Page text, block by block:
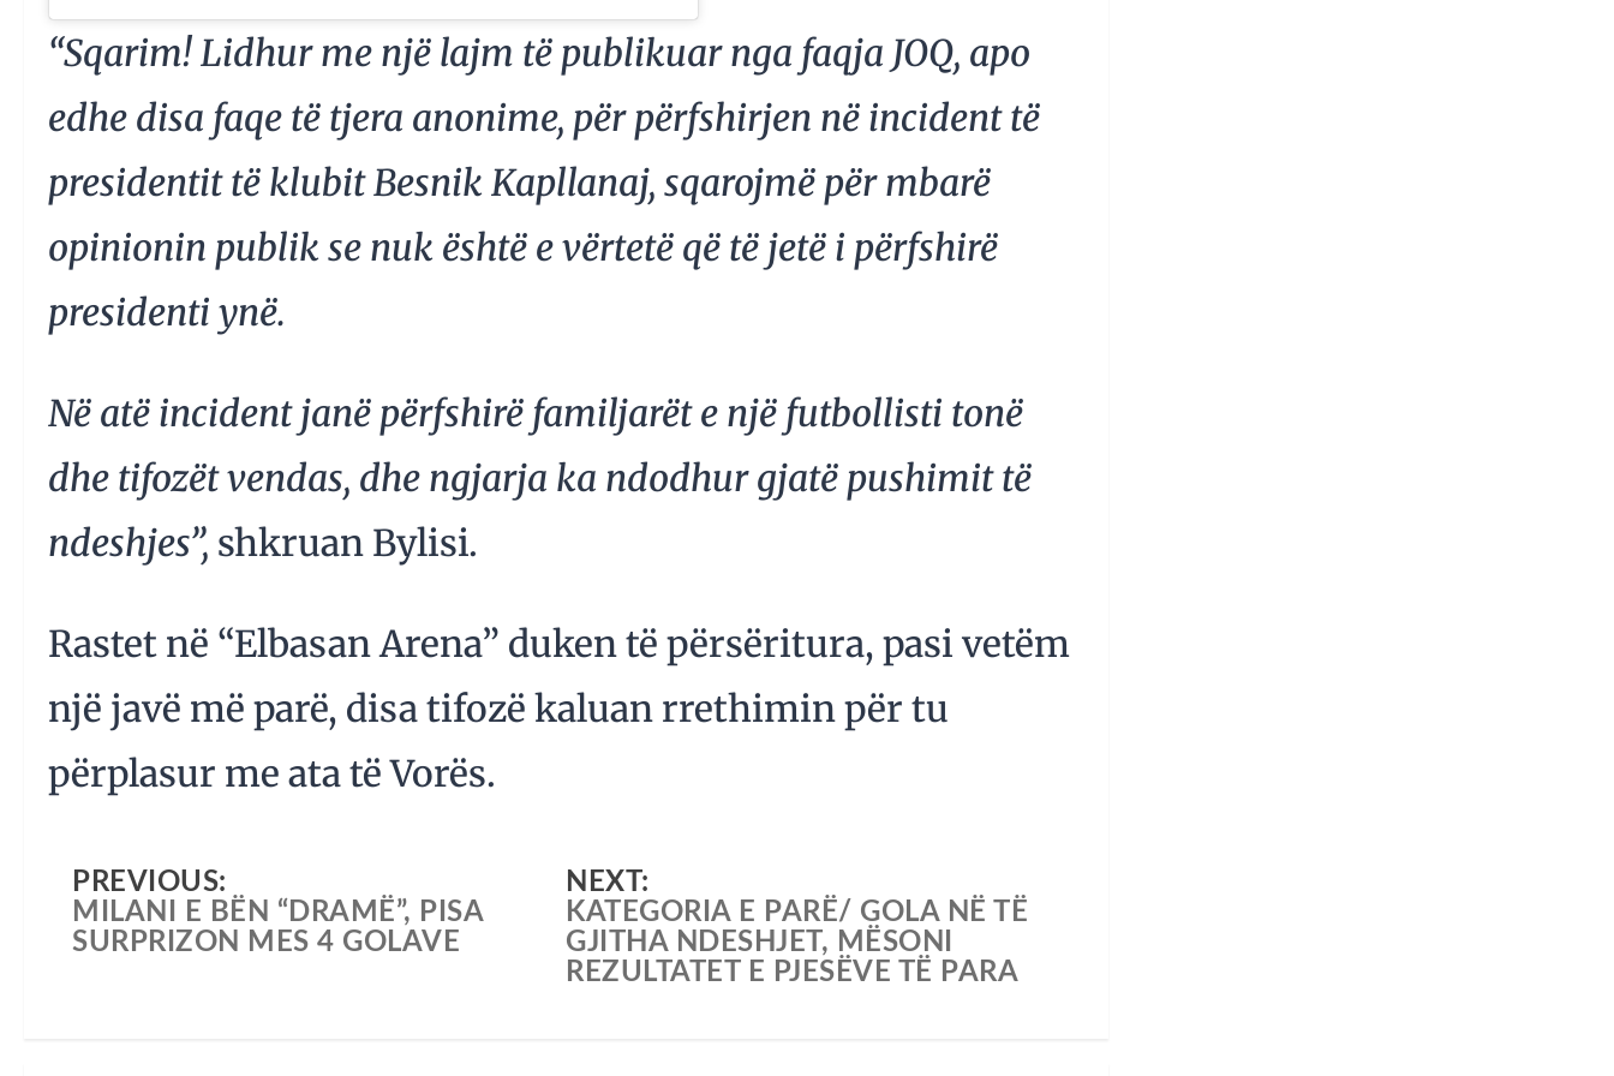
“Sqarim! Lidhur me një lajm të publikuar nga faqja JOQ, apo
edhe disa faqe të tjera anonime, për përfshirjen në incident të
presidentit të klubit Besnik Kapllanaj, sqarojmë për mbarë
opinionin publik se nuk është e vërtetë që të jetë i përfshirë
presidenti ynë.
Në atë incident janë përfshirë familjarët e një futbollisti tonë
dhe tifozët vendas, dhe ngjarja ka ndodhur gjatë pushimit të
ndeshjes”, shkruan Bylisi.
Rastet në “Elbasan Arena” duken të përsëritura, pasi vetëm
një javë më parë, disa tifozë kaluan rrethimin për tu
përplasur me ata të Vorës.
PREVIOUS:
MILANI E BËN “DRAMË”, PISA
SURPRIZON MES 4 GOLAVE
NEXT:
KATEGORIA E PARË/ GOLA NË TË
GJITHA NDESHJET, MËSONI
REZULTATET E PJESËVE TË PARA